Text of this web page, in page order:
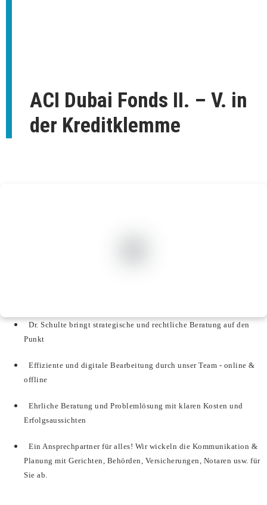
ACI Dubai Fonds II. – V. in
der Kreditklemme
Dr. Schulte bringt strategische und rechtliche Beratung auf den
Punkt
Effiziente und digitale Bearbeitung durch unser Team - online &
offline
Ehrliche Beratung und Problemlösung mit klaren Kosten und
Erfolgsaussichten
Ein Ansprechpartner für alles! Wir wickeln die Kommunikation &
Planung mit Gerichten, Behörden, Versicherungen, Notaren usw. für
Sie ab.